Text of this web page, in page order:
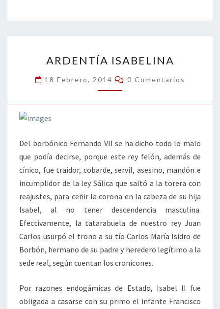
o
o
er dI
n
l
p
ar
tir
ISABELINA
ARDENTÍA ISABELINA
18 Febrero, 2014 Comentarios
0 Comentarios
Del borbónico Fernando VII se ha dicho todo lo malo
que podía decirse, porque este rey felón, además de
cínico, fue traidor, cobarde, servil, asesino, mandón e
incumplidor de la ley Sálica que saltó a la torera con
reajustes, para ceñir la corona en la cabeza de su hija
Isabel, al no tener descendencia masculina.
Efectivamente, la tatarabuela de nuestro rey Juan
Carlos usurpó el trono a su tío Carlos María Isidro de
Borbón, hermano de su padre y heredero legítimo a la
sede real, según cuentan los cronicones.
Por razones endogámicas de Estado, Isabel II fue
obligada a casarse con su primo el infante Francisco